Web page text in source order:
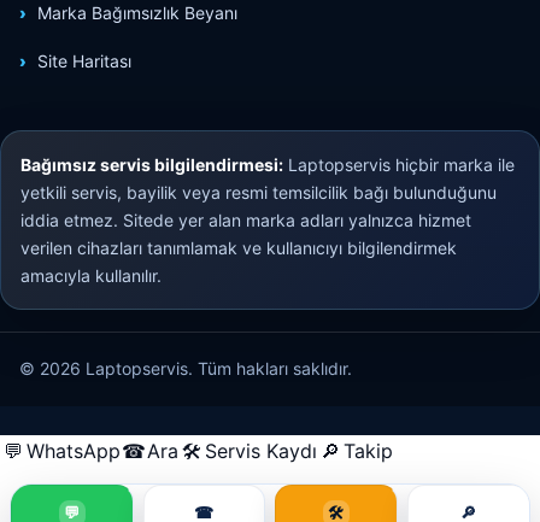
Marka Bağımsızlık Beyanı
Site Haritası
Bağımsız servis bilgilendirmesi: Laptopservis hiçbir marka ile
yetkili servis, bayilik veya resmi temsilcilik bağı bulunduğunu
iddia etmez. Sitede yer alan marka adları yalnızca hizmet
verilen cihazları tanımlamak ve kullanıcıyı bilgilendirmek
amacıyla kullanılır.
© 2026 Laptopservis. Tüm hakları saklıdır.
💬 WhatsApp☎Ara 🛠 Servis Kaydı 🔎 Takip
💬 ☎ 🛠 🔎